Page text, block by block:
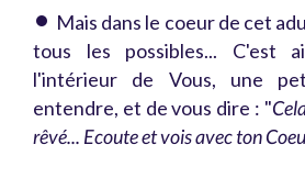
• Mais dans le coeur de cet
tous les possibles... C'est
l'intérieur de Vous, une
entendre, et de vous dire : "
rêvé... Ecoute et vois avec ton